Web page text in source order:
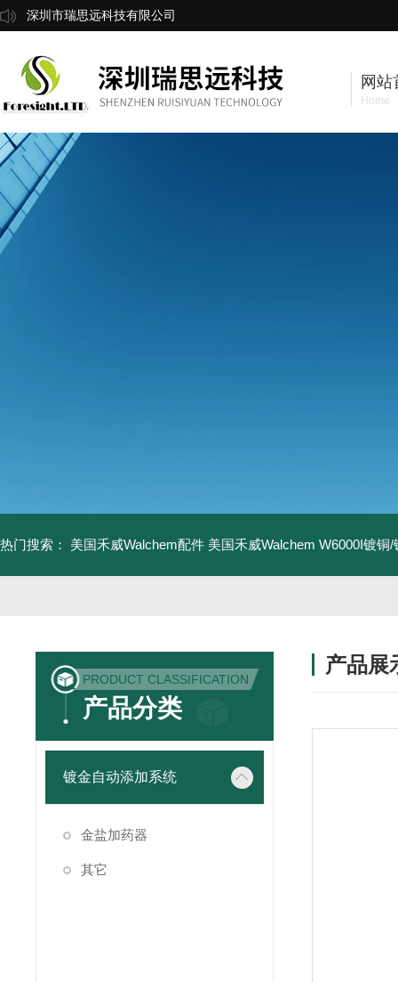
深圳市瑞思远科技有限公司
网站
Home
热门搜索： 美国禾威Walchem配件 美国禾威Walchem W6000I镀铜
PRODUCT CLASSIFICATION
产品分类
镀金自动添加系统
金盐加药器
其它
产品展